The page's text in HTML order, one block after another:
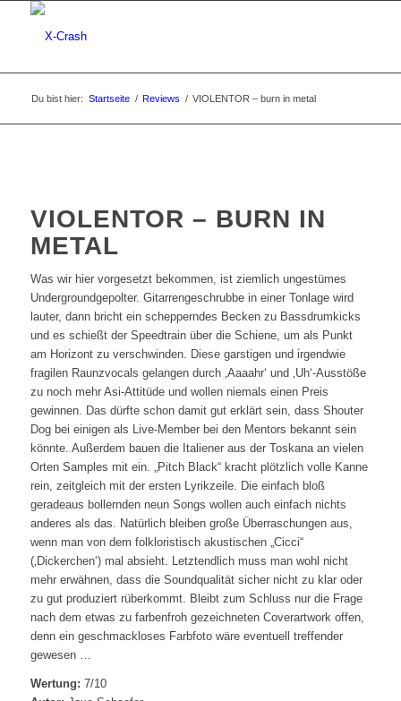
Du bist hier: Startseite / Reviews / VIOLENTOR – burn in metal
VIOLENTOR – BURN IN
METAL
Was wir hier vorgesetzt bekommen, ist ziemlich ungestümes
Undergroundgepolter. Gitarrengeschrubbe in einer Tonlage wird
lauter, dann bricht ein schepperndes Becken zu Bassdrumkicks
und es schießt der Speedtrain über die Schiene, um als Punkt
am Horizont zu verschwinden. Diese garstigen und irgendwie
fragilen Raunzvocals gelangen durch ‚Aaaahr‘ und ‚Uh‘-Ausstöße
zu noch mehr Asi-Attitüde und wollen niemals einen Preis
gewinnen. Das dürfte schon damit gut erklärt sein, dass Shouter
Dog bei einigen als Live-Member bei den Mentors bekannt sein
könnte. Außerdem bauen die Italiener aus der Toskana an vielen
Orten Samples mit ein. „Pitch Black“ kracht plötzlich volle Kanne
rein, zeitgleich mit der ersten Lyrikzeile. Die einfach bloß
geradeaus bollernden neun Songs wollen auch einfach nichts
anderes als das. Natürlich bleiben große Überraschungen aus,
wenn man von dem folkloristisch akustischen „Cicci“
(‚Dickerchen‘) mal absieht. Letztendlich muss man wohl nicht
mehr erwähnen, dass die Soundqualität sicher nicht zu klar oder
zu gut produziert rüberkommt. Bleibt zum Schluss nur die Frage
nach dem etwas zu farbenfroh gezeichneten Coverartwork offen,
denn ein geschmackloses Farbfoto wäre eventuell treffender
gewesen …
Wertung: 7/10